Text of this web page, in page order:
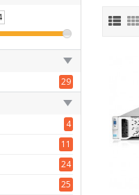
29
4
11
24
25